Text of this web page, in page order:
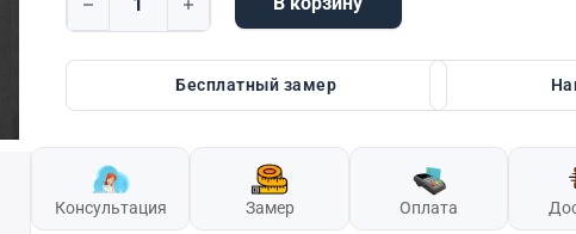
Количество товара Dorston Termo Nord (Букле чёрный/
Бесплатный замер
Консультация Замер Оплата